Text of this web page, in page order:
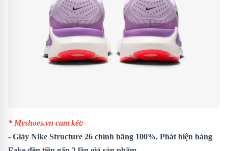
* Myshoes.vn cam kết:
- Giày Nike Structure 26 chính hãng 100%. Phát hiện hàng